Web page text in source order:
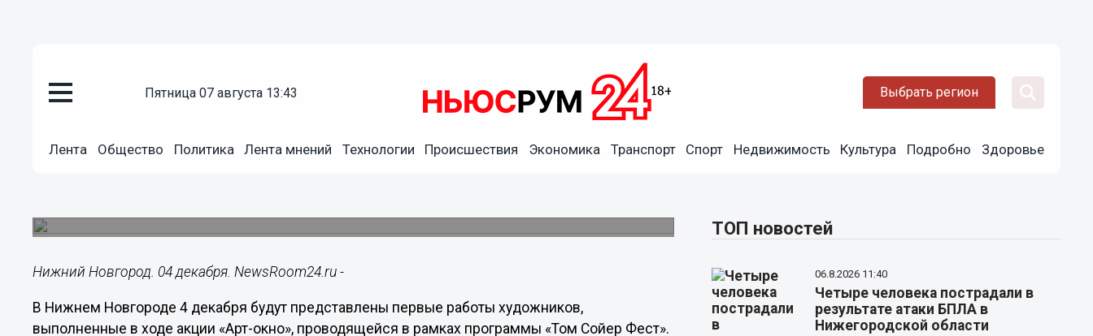
пятница 07 августа 13:43 Выбрать регион
Лента Общество Политика Лента мнений Технологии Происшествия Экономика Транспорт Спорт Недвижимость Культура Подробно Здоровье
Участники акции «Арт-окно» представят первые работы в
Нижний Новгород. 04 декабря. NewsRoom24.ru -
В Нижнем Новгороде 4 декабря будут представлены первые работы художников,
выполненные в ходе акции «Арт-окно», проводящейся в рамках программы «Том Сойер Фест».
ТОП новостей
06.8.2026 11:40
Четыре человека пострадали в
результате атаки БПЛА в
Нижегородской области